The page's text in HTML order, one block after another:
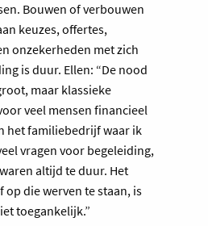
Bouwen of verbouwen
keuzes, offertes,
onzekerheden met zich
is duur. Ellen: “De nood
maar klassieke
veel mensen financieel
het familiebedrijf waar ik
vragen voor begeleiding,
altijd te duur. Het
die werven te staan, is
toegankelijk.”